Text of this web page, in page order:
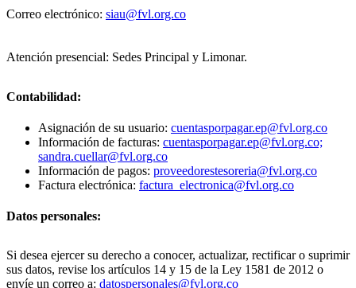
Correo electrónico: siau@fvl.org.co
Atención presencial: Sedes Principal y Limonar.
Contabilidad:
Asignación de su usuario: cuentasporpagar.ep@fvl.org.co
Información de facturas: cuentasporpagar.ep@fvl.org.co;
sandra.cuellar@fvl.org.co
Información de pagos: proveedorestesoreria@fvl.org.co
Factura electrónica: factura_electronica@fvl.org.co
Datos personales:
Si desea ejercer su derecho a conocer, actualizar, rectificar o suprimir
sus datos, revise los artículos 14 y 15 de la Ley 1581 de 2012 o
envíe un correo a: datospersonales@fvl.org.co